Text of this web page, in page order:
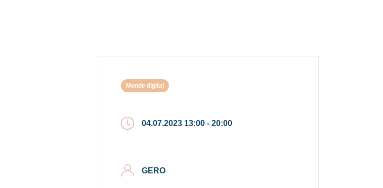
Monde digital
04.07.2023 13:00 - 20:00
GERO